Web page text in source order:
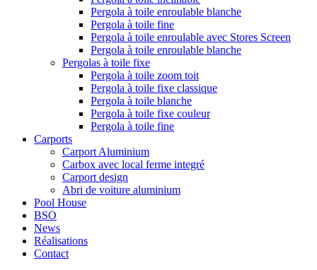
Pergola à toile enroulable blanche
Pergola à toile fine
Pergola à toile enroulable avec Stores Screen
Pergola à toile enroulable blanche
Pergolas à toile fixe
Pergola à toile zoom toit
Pergola à toile fixe classique
Pergola à toile blanche
Pergola à toile fixe couleur
Pergola à toile fine
Carports
Carport Aluminium
Carbox avec local ferme integré
Carport design
Abri de voiture aluminium
Pool House
BSO
News
Réalisations
Contact